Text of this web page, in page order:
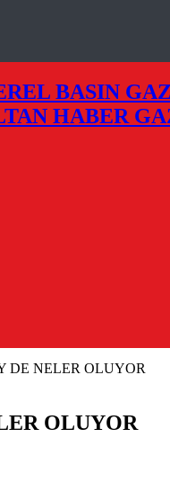
HABER
DE NELER OLUYOR
OLUYOR